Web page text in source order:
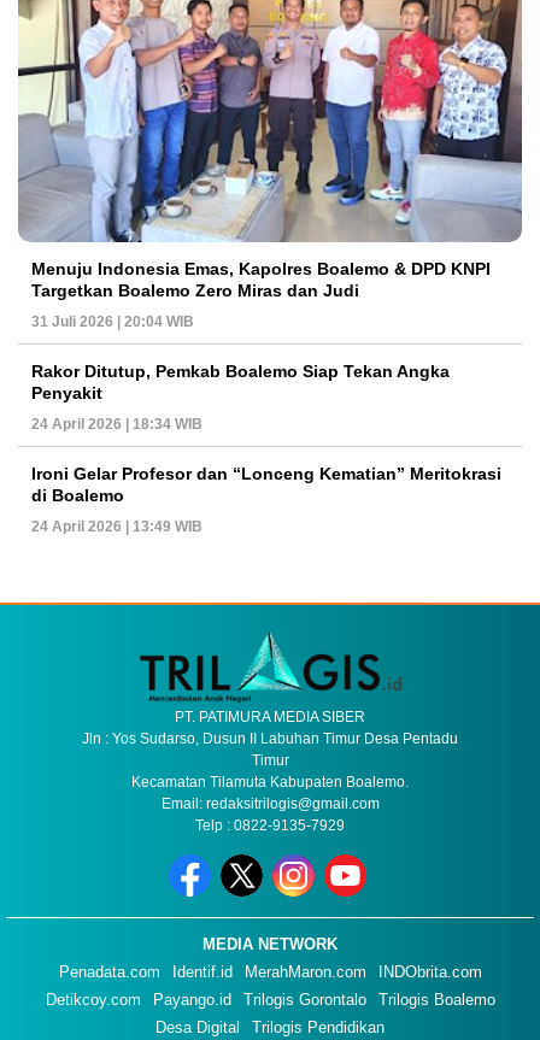
Menuju Indonesia Emas, Kapolres Boalemo & DPD KNPI
Targetkan Boalemo Zero Miras dan Judi
31 Juli 2026 | 20:04 WIB
Rakor Ditutup, Pemkab Boalemo Siap Tekan Angka
Penyakit
24 April 2026 | 18:34 WIB
Ironi Gelar Profesor dan “Lonceng Kematian” Meritokrasi
di Boalemo
24 April 2026 | 13:49 WIB
PT. PATIMURA MEDIA SIBER
Jln : Yos Sudarso, Dusun II Labuhan Timur Desa Pentadu
Timur
Kecamatan Tilamuta Kabupaten Boalemo.
Email: redaksitrilogis@gmail.com
Telp : 0822-9135-7929
MEDIA NETWORK
Penadata.com
Identif.id MerahMaron.com
INDObrita.com
Detikcoy.com
Payango.id Trilogis Gorontalo
Trilogis Boalemo
Desa Digital
Trilogis Pendidikan